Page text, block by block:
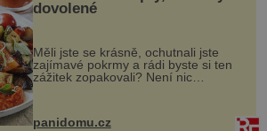
dovolené
Měli jste se krásně, ochutnali jste
zajímavé pokrmy a rádi byste si ten
zážitek zopakovali? Není nic
snazšího. Pljeskavica (10 porcí)
Možná jste ji ochutnali na dovolené v
bývalé Jugoslávii, lze ji vi...
panidomu.cz